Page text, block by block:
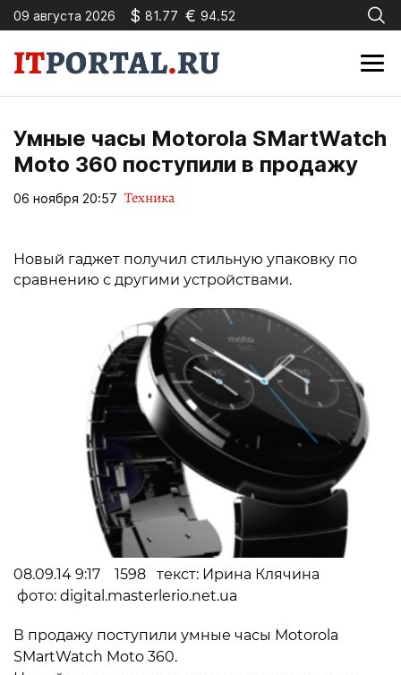
09 августа 2026 $ 81.77 € 94.52
Умные часы Motorola SMartWatch
Moto 360 поступили в продажу
06 ноября 20:57 Техника
Новый гаджет получил стильную упаковку по
сравнению с другими устройствами.
08.09.14 9:17 1598 текст: Ирина Клячина
фото: digital.masterlerio.net.ua
В продажу поступили умные часы Motorola
SMartWatch Moto 360.